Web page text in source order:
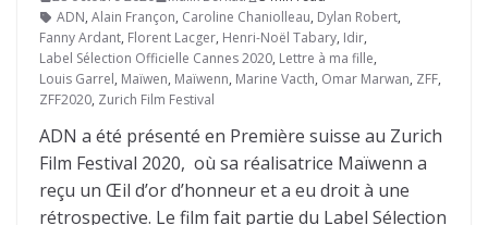
ADN, Alain Françon, Caroline Chaniolleau, Dylan Robert,
Fanny Ardant, Florent Lacger, Henri-Noël Tabary, Idir,
Label Sélection Officielle Cannes 2020, Lettre à ma fille,
Louis Garrel, Maïwen, Maïwenn, Marine Vacth, Omar Marwan, ZFF,
ZFF2020, Zurich Film Festival
ADN a été présenté en Première suisse au Zurich
Film Festival 2020, où sa réalisatrice Maïwenn a
reçu un Œil d’or d’honneur et a eu droit à une
rétrospective. Le film fait partie du Label Sélection